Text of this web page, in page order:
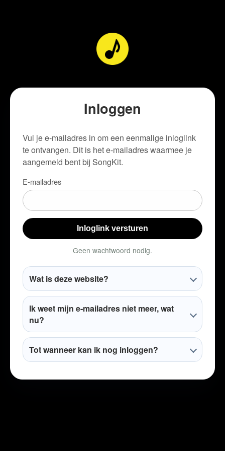
Inloggen
Vul je e-mailadres in om een eenmalige inloglink
te ontvangen. Dit is het e-mailadres waarmee je
aangemeld bent bij SongKit.
E-mailadres
Inloglink versturen
Geen wachtwoord nodig.
Wat is deze website?
Ik weet mijn e-mailadres niet meer, wat
nu?
Tot wanneer kan ik nog inloggen?